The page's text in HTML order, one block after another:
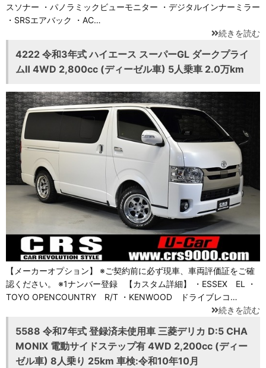
スソナー ・パノラミックビューモニター ・デジタルインナーミラー
・SRSエアバック ・AC…
続きを読む
4222 令和3年式 ハイエース スーパーGL ダークプライ
ムⅡ 4WD 2,800cc (ディーゼル車) 5人乗車 2.0万km
【メーカーオプション】 ※ご契約前に必ず現車、車両評価証をご確
認ください。 ※1ナンバー登録 【カスタム詳細】 ・ESSEX EL ・
TOYO OPENCOUNTRY R/T ・KENWOOD ドライブレコ…
続きを読む
5588 令和7年式 登録済未使用車 三菱デリカ D:5 CHA
MONIX 電動サイドステップ有 4WD 2,200cc (ディー
ゼル車) 8人乗り 25km 車検:令和10年10月